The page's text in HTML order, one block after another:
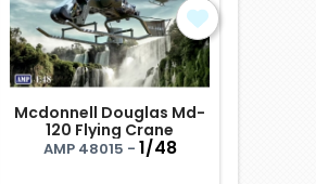
Mcdonnell Douglas Md-
120 Flying Crane
AMP 48015 - 1/48